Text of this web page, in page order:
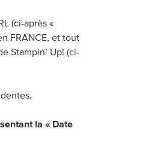
(ci-après «
FRANCE, et tout
Stampin’ Up! (ci-
la « Date